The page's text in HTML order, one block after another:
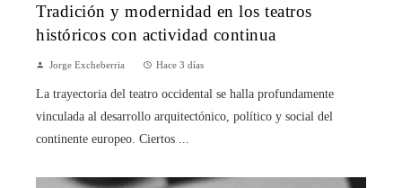
Tradición y modernidad en los teatros
históricos con actividad continua
Jorge Excheberria Hace 3 días
La trayectoria del teatro occidental se halla profundamente
vinculada al desarrollo arquitectónico, político y social del
continente europeo. Ciertos ...